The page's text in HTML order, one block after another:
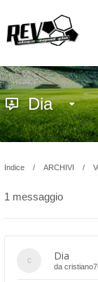
Dia
Indice ARCHIVI
1 messaggio
Dia
da